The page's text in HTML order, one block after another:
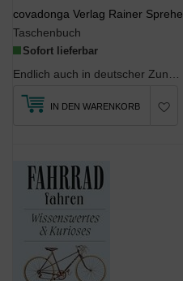
covadonga Verlag Rainer Sprehe
Taschenbuch
Sofort lieferbar
IN DEN WARENKORB